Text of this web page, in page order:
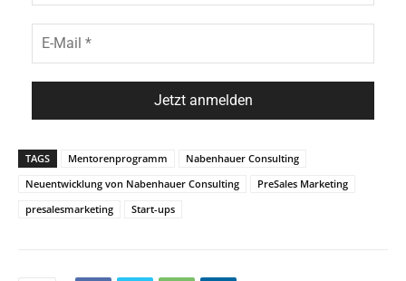
TAGS Mentorenprogramm
Nabenhauer Consulting
Neuentwicklung von Nabenhauer Consulting
PreSales Marketing
presalesmarketing
Start-ups